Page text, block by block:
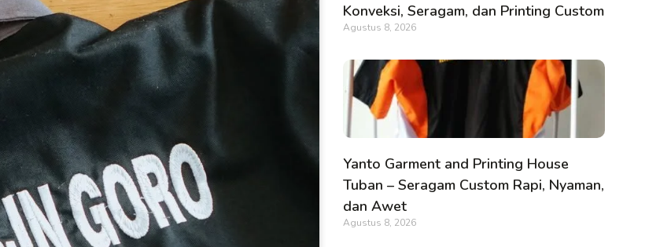
Konveksi, Seragam, dan Printing Custom
Agustus 8, 2026
Yanto Garment and Printing House
Tuban – Seragam Custom Rapi, Nyaman,
dan Awet
Agustus 8, 2026